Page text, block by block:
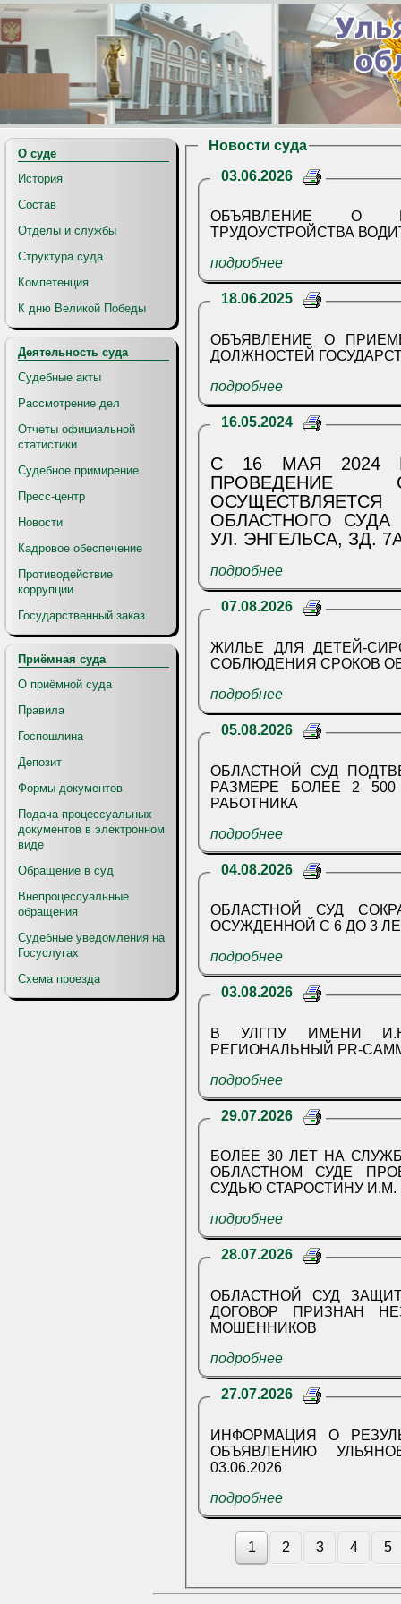
О суде
История
Состав
Отделы и службы
Структура суда
Компетенция
К дню Великой Победы
Деятельность суда
Судебные акты
Рассмотрение дел
Отчеты официальной
статистики
Судебное примирение
Пресс-центр
Новости
Кадровое обеспечение
Противодействие
коррупции
Государственный заказ
Приёмная суда
О приёмной суда
Правила
Госпошлина
Депозит
Формы документов
Подача процессуальных
документов в электронном
виде
Обращение в суд
Внепроцессуальные
обращения
Судебные уведомления на
Госуслугах
Схема проезда
Новости суда
03.06.2026
ОБЪЯВЛЕНИЕ О
ТРУДОУСТРОЙСТВА
подробнее
18.06.2025
ОБЪЯВЛЕНИЕ О
ДОЛЖНОСТЕЙ
подробнее
16.05.2024
С 16 МАЯ 2024
ПРОВЕДЕНИЕ
ОБЛАСТНОГО
УЛ. ЭНГЕЛЬСА, ЗД.
подробнее
07.08.2026
ЖИЛЬЕ ДЛЯ ДЕТЕЙ-
СОБЛЮДЕНИЯ СРОКОВ
подробнее
05.08.2026
ОБЛАСТНОЙ СУД
РАЗМЕРЕ БОЛЕЕ 2
РАБОТНИКА
подробнее
04.08.2026
ОБЛАСТНОЙ СУД
ОСУЖДЕННОЙ С 6 ДО 3
подробнее
03.08.2026
В УЛГПУ ИМЕНИ
РЕГИОНАЛЬНЫЙ PR-
подробнее
29.07.2026
БОЛЕЕ 30 ЛЕТ НА
ОБЛАСТНОМ СУДЕ ПРОВОДИЛИ В ПОЧЕТНУЮ ОТСТАВКУ
СУДЬЮ СТАРОСТИНУ И.М.
подробнее
28.07.2026
ОБЛАСТНОЙ СУД
ДОГОВОР ПРИЗНАН
МОШЕННИКОВ
подробнее
27.07.2026
ИНФОРМАЦИЯ О
ОБЪЯВЛЕНИЮ
03.06.2026
подробнее
1 2 3 4 5